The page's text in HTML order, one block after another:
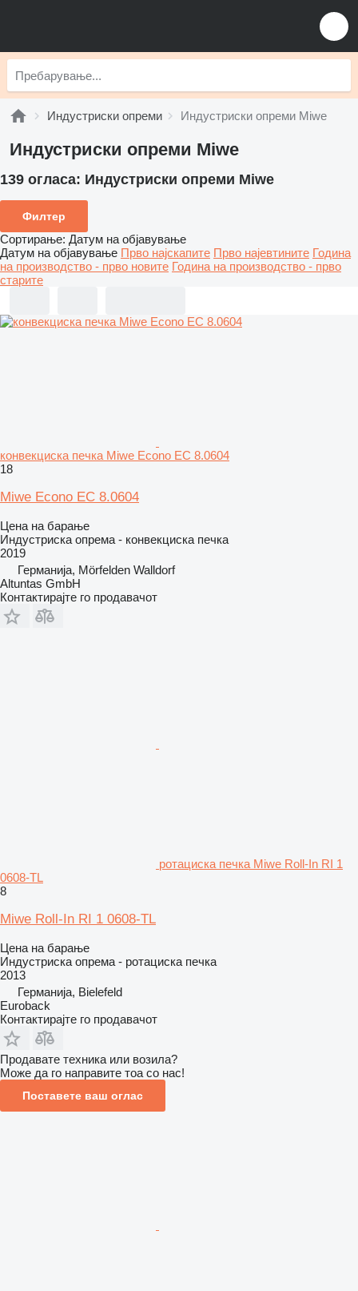
Индустриски опреми Индустриски опреми Miwe
Индустриски опреми Miwe
139 огласа: Индустриски опреми Miwe
Филтер
Сортирање: Датум на објавување
Датум на објавување Прво најскапите Прво најевтините Година
на производство - прво новите Година на производство - прво
старите
конвекциска печка Miwe Econo EC 8.0604
18
Miwe Econo EC 8.0604
Цена на барање
Индустриска опрема - конвекциска печка
2019
Германија, Mörfelden Walldorf
Altuntas GmbH
Контактирајте го продавачот
ротациска печка Miwe Roll-In RI 1
0608-TL
8
Miwe Roll-In RI 1 0608-TL
Цена на барање
Индустриска опрема - ротациска печка
2013
Германија, Bielefeld
Euroback
Контактирајте го продавачот
Продавате техника или возила?
Може да го направите тоа со нас!
Поставете ваш оглас